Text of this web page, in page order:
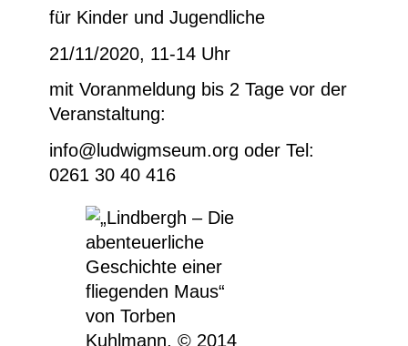
für Kinder und Jugendliche
21/11/2020, 11-14 Uhr
mit Voranmeldung bis 2 Tage vor der
Veranstaltung:
info@ludwigmseum.org oder Tel:
0261 30 40 416